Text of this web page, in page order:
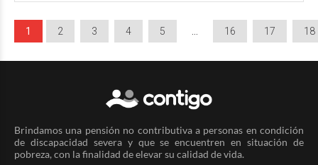
1 2 3 4 5 16 17 18
Brindamos una pensión no contributiva a personas en condición
de discapacidad severa y que se encuentren en situación de
pobreza, con la finalidad de elevar su calidad de vida.